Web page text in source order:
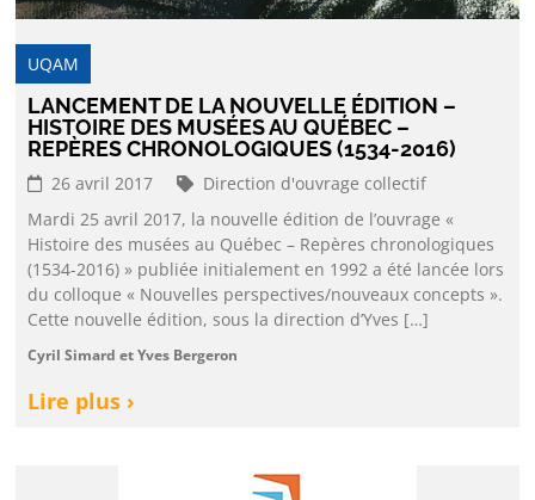
UQAM
LANCEMENT DE LA NOUVELLE ÉDITION –
HISTOIRE DES MUSÉES AU QUÉBEC –
REPÈRES CHRONOLOGIQUES (1534-2016)
26 avril 2017
Direction d'ouvrage collectif
Mardi 25 avril 2017, la nouvelle édition de l’ouvrage «
Histoire des musées au Québec – Repères chronologiques
(1534-2016) » publiée initialement en 1992 a été lancée lors
du colloque « Nouvelles perspectives/nouveaux concepts ».
Cette nouvelle édition, sous la direction d’Yves […]
Cyril Simard et Yves Bergeron
Lire plus ›